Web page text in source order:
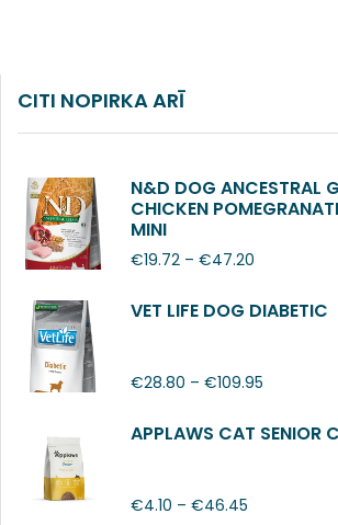
CITI NOPIRKA ARĪ
N&D DOG ANCESTRAL
CHICKEN
MINI
€19.72 – €47.20
VET LIFE DOG DIABETIC
€28.80 – €109.95
APPLAWS CAT SENIOR
€4.10 – €46.45